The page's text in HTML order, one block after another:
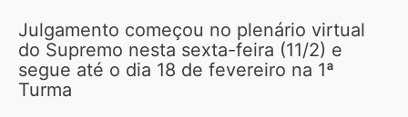
Julgamento começou no plenário virtual
do Supremo nesta sexta-feira (11/2) e
segue até o dia 18 de fevereiro na 1ª
Turma